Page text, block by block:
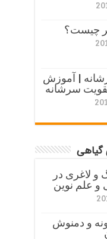
چیست؟
| آموزش
سرشانه
گیاهی
و لاغری در
علم نوین
و دمنوش